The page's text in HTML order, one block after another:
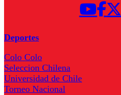
Deportes
Colo Colo
Seleccion Chilena
Universidad de Chile
Torneo Nacional